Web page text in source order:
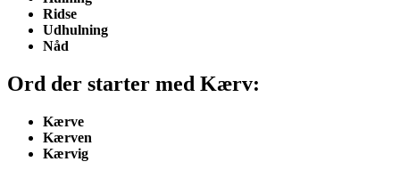
Ridse
Udhulning
Nåd
Ord der starter med Kærv:
Kærve
Kærven
Kærvig